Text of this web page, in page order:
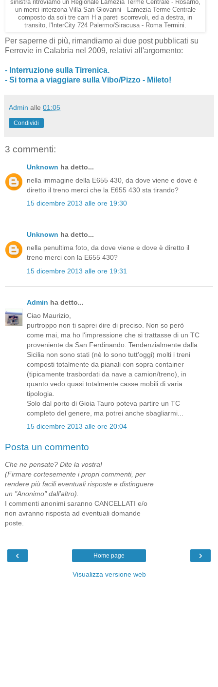
sinistra ritroviamo un Regionale Lamezia Terme Centrale - Rosarno,
un merci interzona Villa San Giovanni - Lamezia Terme Centrale
composto da soli tre carri H a pareti scorrevoli, ed a destra, in
transito, l'InterCity 724 Palermo/Siracusa - Roma Termini.
Per saperne di più, rimandiamo ai due post pubblicati su
Ferrovie in Calabria nel 2009, relativi all'argomento:
- Interruzione sulla Tirrenica.
- Si torna a viaggiare sulla Vibo/Pizzo - Mileto!
Admin alle 01:05
Condividi
3 commenti:
Unknown ha detto...
nella immagine della E655 430, da dove viene e dove è
diretto il treno merci che la E655 430 sta tirando?
15 dicembre 2013 alle ore 19:30
Unknown ha detto...
nella penultima foto, da dove viene e dove è diretto il
treno merci con la E655 430?
15 dicembre 2013 alle ore 19:31
Admin ha detto...
Ciao Maurizio,
purtroppo non ti saprei dire di preciso. Non so però
come mai, ma ho l'impressione che si trattasse di un TC
proveniente da San Ferdinando. Tendenzialmente dalla
Sicilia non sono stati (nè lo sono tutt'oggi) molti i treni
composti totalmente da pianali con sopra container
(tipicamente trasbordati da nave a camion/treno), in
quanto vedo quasi totalmente casse mobili di varia
tipologia.
Solo dal porto di Gioia Tauro poteva partire un TC
completo del genere, ma potrei anche sbagliarmi...
15 dicembre 2013 alle ore 20:04
Posta un commento
Che ne pensate? Dite la vostra!
(Firmare cortesemente i propri commenti, per
rendere più facili eventuali risposte e distinguere
un "Anonimo" dall'altro).
I commenti anonimi saranno CANCELLATI e/o
non avranno risposta ad eventuali domande
poste.
‹ ›
Home page
Visualizza versione web